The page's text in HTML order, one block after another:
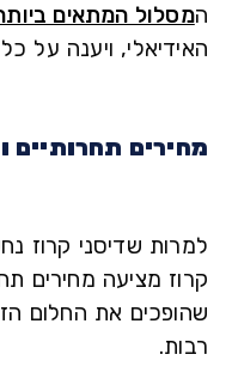
המתאים ביותר , את
ויענה על כל
תחרותיים
שדיסני קרוז נחשבת
מציעה מחירים
את החלום הזה